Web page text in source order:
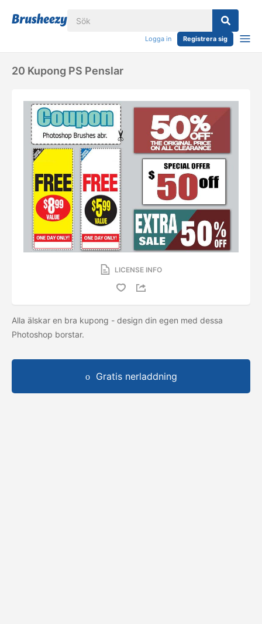
Logga in Registrera sig
20 Kupong PS Penslar
LICENSE INFO
Alla älskar en bra kupong - design din egen med dessa
Photoshop borstar.
Gratis nerladdning